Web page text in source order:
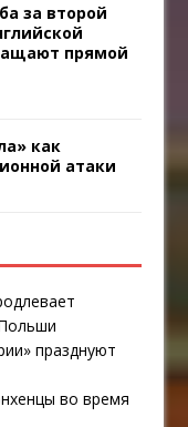
за второй
прямой
как
атаки
празднуют
во время